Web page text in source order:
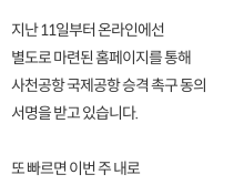
지난 11일부터 온라인에선
별도로 마련된 홈페이지를 통해
사천공항 국제공항 승격 촉구 동의
서명을 받고 있습니다.
또 빠르면 이번 주 내로